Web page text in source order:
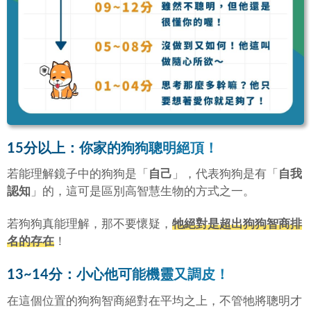
15分以上：你家的狗狗聰明絕頂！
若能理解鏡子中的狗狗是「 自己 」，代表狗狗是有「 自我
認知 」的，這可是區別高智慧生物的方式之一。
若狗狗真能理解，那不要懷疑， 牠絕對是超出狗狗智商排
名的存在 ！
13~14分：小心他可能機靈又調皮！
在這個位置的狗狗智商絕對在平均之上，不管牠將聰明才